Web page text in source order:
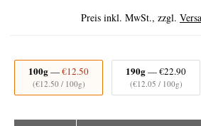
Preis inkl. MwSt., zzgl.
100g—€12.50
(€12.50/ 100g)
190g—€22.90
(€12.05 / 100g)